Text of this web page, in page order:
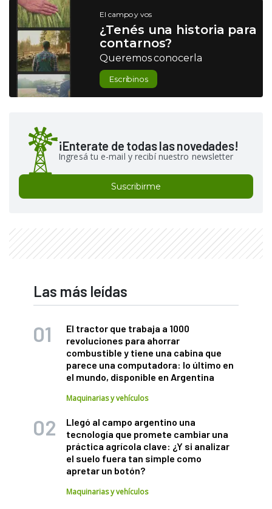
El campo y vos
¿Tenés una historia para
contarnos?
Queremos conocerla
Escribinos
¡Enterate de todas las novedades!
Ingresá tu e-mail y recibí nuestro newsletter
Suscribirme
Las más leídas
El tractor que trabaja a 1000
revoluciones para ahorrar
combustible y tiene una cabina que
parece una computadora: lo último en
el mundo, disponible en Argentina
Maquinarias y vehículos
Llegó al campo argentino una
tecnología que promete cambiar una
práctica agrícola clave: ¿Y si analizar
el suelo fuera tan simple como
apretar un botón?
Maquinarias y vehículos